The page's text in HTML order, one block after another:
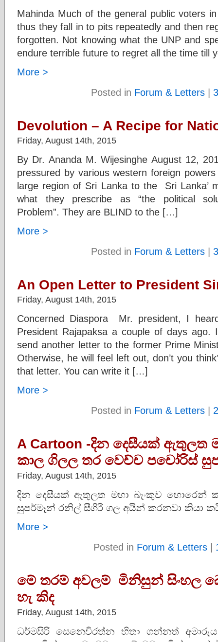
Mahinda Much of the general public voters
thus they fall in to pits repeatedly and then
forgotten. Not knowing what the UNP and
endure terrible future to regret all the time till
More >
Posted in Forum & Letters|
Devolution – A Recipe for
Friday, August 14th, 2015
By Dr. Ananda M. Wijesinghe August 12,
pressured by various western foreign
large region of Sri Lanka to the Sri Lanka’
what they prescribe as “the political
Problem”. They are BLIND to the […]
More >
Posted in Forum & Letters|
An Open Letter to President
Friday, August 14th, 2015
Concerned Diaspora Mr. president, I
President Rajapaksa a couple of days
send another letter to the former Prime
Otherwise, he will feel left out, don’t you
that letter. You can write it […]
More >
Posted in Forum & Letters|
A Cartoon -දින දෙසීයක් ඇතුලත
කාල ගිලල තර වෙච්ච පචෝරිස්
Friday, August 14th, 2015
දින දෙසීයක් ඇතුලත මහා බැංකුව හොරෙන්
සුපර්මෑන් රනිල් සීගිරි ගල අයින් කරනවා කියා
More >
Posted in Forum & Letters|
මේ තරම් අවලම් මිනිසුන් සිංහල
හැ කිද
Friday, August 14th, 2015
ධර්මසිරි සෙනෙවිරත්න හිතා ගන්නත්